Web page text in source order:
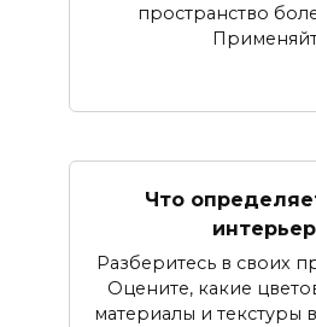
пространство
Что
Разберитесь в своих
Оцените, какие
материалы и текстуры